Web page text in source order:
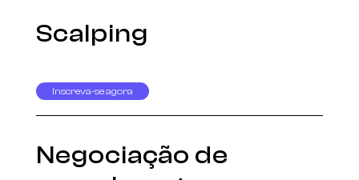
Scalping
Inscreva-se agora
Negociação de